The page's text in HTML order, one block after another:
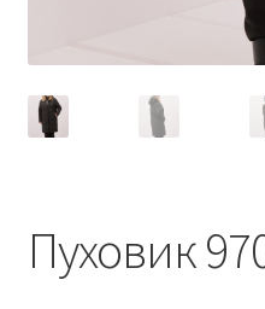
Пуховик